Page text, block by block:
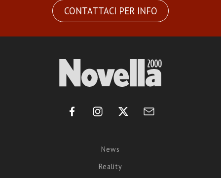
CONTATTACI PER INFO
News
Reality